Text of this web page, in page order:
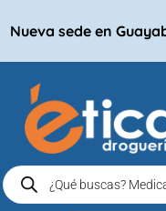
Nueva sede en